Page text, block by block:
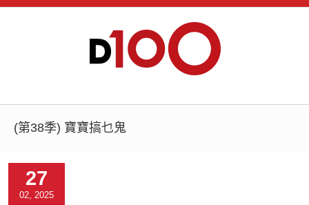
(第38季) 寶寶搞乜鬼
27
02, 2025